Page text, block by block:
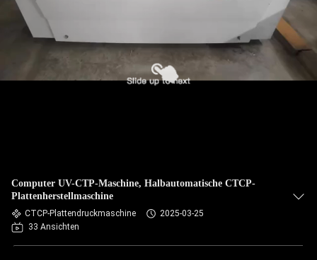
Computer UV-CTP-Maschine, Halbautomatische CTCP-
Plattenherstellmaschine
CTCP-Plattendruckmaschine
2025-03-25
33 Ansichten